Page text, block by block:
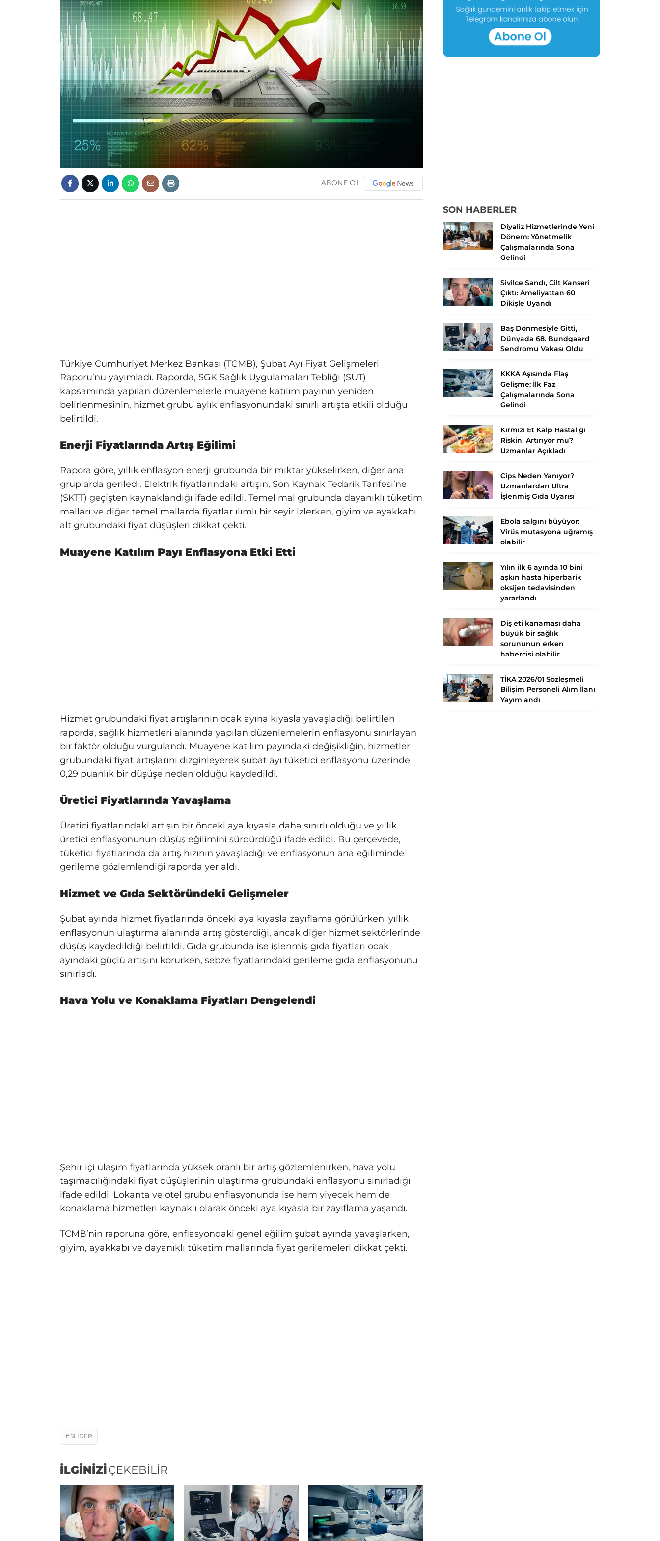
ABONE OL
Türkiye Cumhuriyet Merkez Bankası (TCMB), Şubat Ayı Fiyat Gelişmeleri
Raporu’nu yayımladı. Raporda, SGK Sağlık Uygulamaları Tebliği (SUT)
kapsamında yapılan düzenlemelerle muayene katılım payının yeniden
belirlenmesinin, hizmet grubu aylık enflasyonundaki sınırlı artışta etkili olduğu
belirtildi.
Enerji Fiyatlarında Artış Eğilimi
Rapora göre, yıllık enflasyon enerji grubunda bir miktar yükselirken, diğer ana
gruplarda geriledi. Elektrik fiyatlarındaki artışın, Son Kaynak Tedarik Tarifesi’ne
(SKTT) geçişten kaynaklandığı ifade edildi. Temel mal grubunda dayanıklı tüketim
malları ve diğer temel mallarda fiyatlar ılımlı bir seyir izlerken, giyim ve ayakkabı
alt grubundaki fiyat düşüşleri dikkat çekti.
Muayene Katılım Payı Enflasyona Etki Etti
Hizmet grubundaki fiyat artışlarının ocak ayına kıyasla yavaşladığı belirtilen
raporda, sağlık hizmetleri alanında yapılan düzenlemelerin enflasyonu sınırlayan
bir faktör olduğu vurgulandı. Muayene katılım payındaki değişikliğin, hizmetler
grubundaki fiyat artışlarını dizginleyerek şubat ayı tüketici enflasyonu üzerinde
0,29 puanlık bir düşüşe neden olduğu kaydedildi.
Üretici Fiyatlarında Yavaşlama
Üretici fiyatlarındaki artışın bir önceki aya kıyasla daha sınırlı olduğu ve yıllık
üretici enflasyonunun düşüş eğilimini sürdürdüğü ifade edildi. Bu çerçevede,
tüketici fiyatlarında da artış hızının yavaşladığı ve enflasyonun ana eğiliminde
gerileme gözlemlendiği raporda yer aldı.
Hizmet ve Gıda Sektöründeki Gelişmeler
Şubat ayında hizmet fiyatlarında önceki aya kıyasla zayıflama görülürken, yıllık
enflasyonun ulaştırma alanında artış gösterdiği, ancak diğer hizmet sektörlerinde
düşüş kaydedildiği belirtildi. Gıda grubunda ise işlenmiş gıda fiyatları ocak
ayındaki güçlü artışını korurken, sebze fiyatlarındaki gerileme gıda enflasyonunu
sınırladı.
Hava Yolu ve Konaklama Fiyatları Dengelendi
Şehir içi ulaşım fiyatlarında yüksek oranlı bir artış gözlemlenirken, hava yolu
taşımacılığındaki fiyat düşüşlerinin ulaştırma grubundaki enflasyonu sınırladığı
ifade edildi. Lokanta ve otel grubu enflasyonunda ise hem yiyecek hem de
konaklama hizmetleri kaynaklı olarak önceki aya kıyasla bir zayıflama yaşandı.
TCMB’nin raporuna göre, enflasyondaki genel eğilim şubat ayında yavaşlarken,
giyim, ayakkabı ve dayanıklı tüketim mallarında fiyat gerilemeleri dikkat çekti.
SLIDER
İLGİNİZİÇEKEBİLİR
SON HABERLER
Diyaliz Hizmetlerinde Yeni
Dönem: Yönetmelik
Çalışmalarında Sona
Gelindi
Sivilce Sandı, Cilt Kanseri
Çıktı: Ameliyattan 60
Dikişle Uyandı
Baş Dönmesiyle Gitti,
Dünyada 68. Bundgaard
Sendromu Vakası Oldu
KKKA Aşısında Flaş
Gelişme: İlk Faz
Çalışmalarında Sona
Gelindi
Kırmızı Et Kalp Hastalığı
Riskini Artırıyor mu?
Uzmanlar Açıkladı
Cips Neden Yanıyor?
Uzmanlardan Ultra
İşlenmiş Gıda Uyarısı
Ebola salgını büyüyor:
Virüs mutasyona uğramış
olabilir
Yılın ilk 6 ayında 10 bini
aşkın hasta hiperbarik
oksijen tedavisinden
yararlandı
Diş eti kanaması daha
büyük bir sağlık
sorununun erken
habercisi olabilir
TİKA 2026/01 Sözleşmeli
Bilişim Personeli Alım İlanı
Yayımlandı